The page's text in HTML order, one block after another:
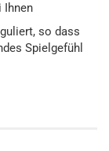
Ihnen
so dass
Spielgefühl